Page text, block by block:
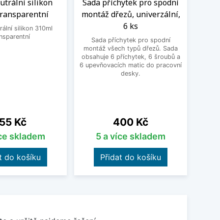
silikon
silikon 310ml
Kč
skladem
do košíku
Sada příchytek pro spodní
montáž dřezů, univerzální,
6 ks
Sada příchytek pro spodní
montáž všech typů dřezů. Sada
obsahuje 6 příchytek, 6 šroubů a
6 upevňovacích matic do pracovní
desky.
Cena
400 Kč
5 a více skladem
Přidat do košíku